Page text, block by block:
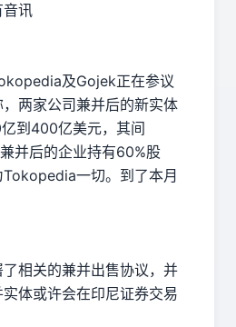
音讯
及Gojek正在参议
两家公司兼并后的新实体
亿到 400亿美元，其间
并后的企业持有60%股
一切。到了本月
相关的兼并出售协议，并
体或许会在印尼证券交易